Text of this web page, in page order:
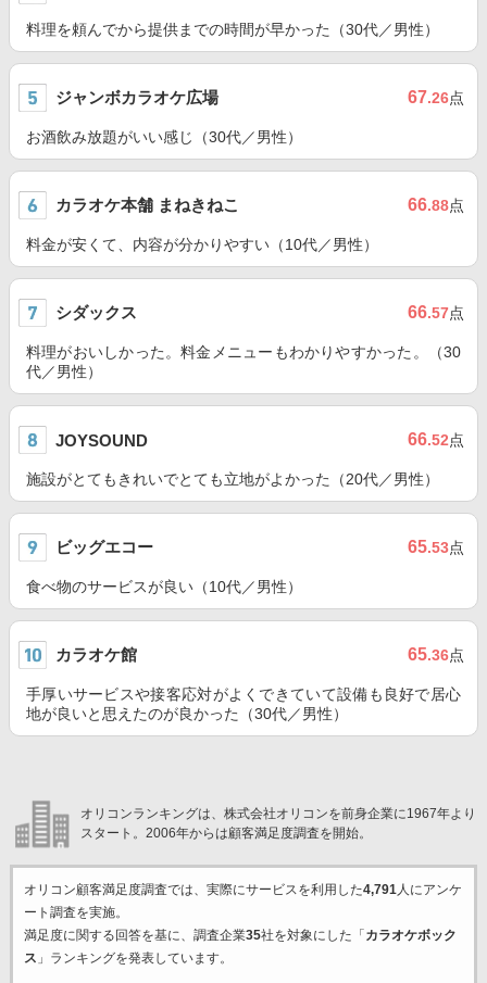
料理を頼んでから提供までの時間が早かった（30代／男性）
ジャンボカラオケ広場 67.26点
お酒飲み放題がいい感じ（30代／男性）
カラオケ本舗 まねきねこ 66.88点
料金が安くて、内容が分かりやすい（10代／男性）
シダックス 66.57点
料理がおいしかった。料金メニューもわかりやすかった。（30
代／男性）
JOYSOUND 66.52点
施設がとてもきれいでとても立地がよかった（20代／男性）
ビッグエコー 65.53点
食べ物のサービスが良い（10代／男性）
カラオケ館 65.36点
手厚いサービスや接客応対がよくできていて設備も良好で居心
地が良いと思えたのが良かった（30代／男性）
オリコンランキングは、株式会社オリコンを前身企業に1967年より
スタート。2006年からは顧客満足度調査を開始。
オリコン顧客満足度調査では、実際にサービスを利用した4,791人にアンケ
ート調査を実施。
満足度に関する回答を基に、調査企業35社を対象にした「 カラオケボック
ス 」ランキングを発表しています。